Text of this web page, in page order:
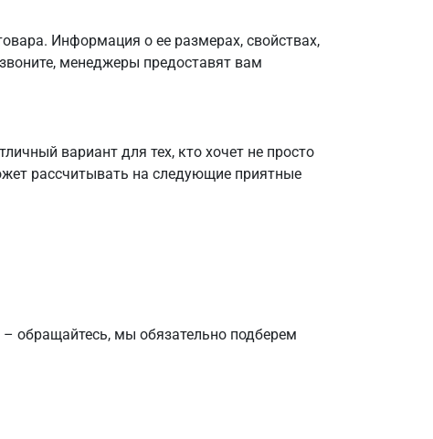
Информация о ее размерах, свойствах,
менеджеры предоставят вам
вариант для тех, кто хочет не просто
рассчитывать на следующие приятные
обращайтесь, мы обязательно подберем